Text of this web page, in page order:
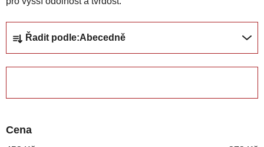
r
Řadit podle:Abecedně
Cena